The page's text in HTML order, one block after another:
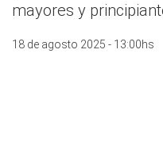
mayores y
18 de agosto 2025 - 13:00hs